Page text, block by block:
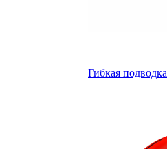
Гибкая подводка